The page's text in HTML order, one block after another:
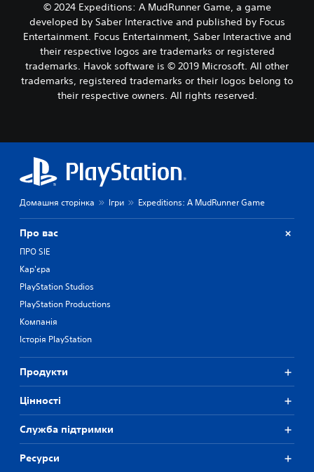
© 2024 Expeditions: A MudRunner Game, a game
developed by Saber Interactive and published by Focus
Entertainment. Focus Entertainment, Saber Interactive and
their respective logos are trademarks or registered
trademarks. Havok software is © 2019 Microsoft. All other
trademarks, registered trademarks or their logos belong to
their respective owners. All rights reserved.
Домашня сторінка Ігри Expeditions: A MudRunner Game
Про вас
ПРО SIE
Кар'єра
PlayStation Studios
PlayStation Productions
Компанія
Історія PlayStation
Продукти
Цiнностi
Служба підтримки
Ресурси